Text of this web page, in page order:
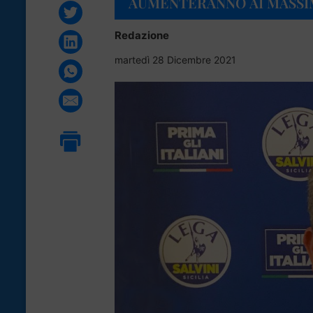
Redazione
martedì 28 Dicembre 2021